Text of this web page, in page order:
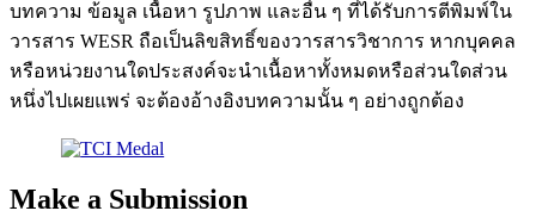
บทความ ข้อมูล เนื้อหา รูปภาพ และอื่น ๆ ที่ได้รับการตีพิมพ์ใน
วารสาร WESR ถือเป็นลิขสิทธิ์ของวารสารวิชาการ หากบุคคล
หรือหน่วยงานใดประสงค์จะนำเนื้อหาทั้งหมดหรือส่วนใดส่วน
หนึ่งไปเผยแพร่ จะต้องอ้างอิงบทความนั้น ๆ อย่างถูกต้อง
Make a Submission